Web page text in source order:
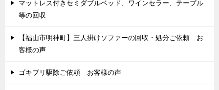
マットレス付きセミダブルベッド、ワインセラー、テーブル
等の回収
【福山市明神町】三人掛けソファーの回収・処分ご依頼 お
客様の声
ゴキブリ駆除ご依頼 お客様の声